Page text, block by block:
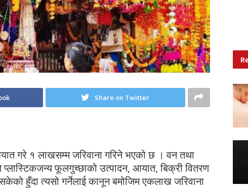
Share on Twitter
गरे १ लाखसम्म जरिवाना गरिने भएको छ । वन तथा
प्लास्टिकजन्य फूलगुच्छाको उत्पादन, आयात, बिक्री वितरण
हुँदा त्यसो गर्नेलाई कानून बमोजिम एकलाख जरिवाना